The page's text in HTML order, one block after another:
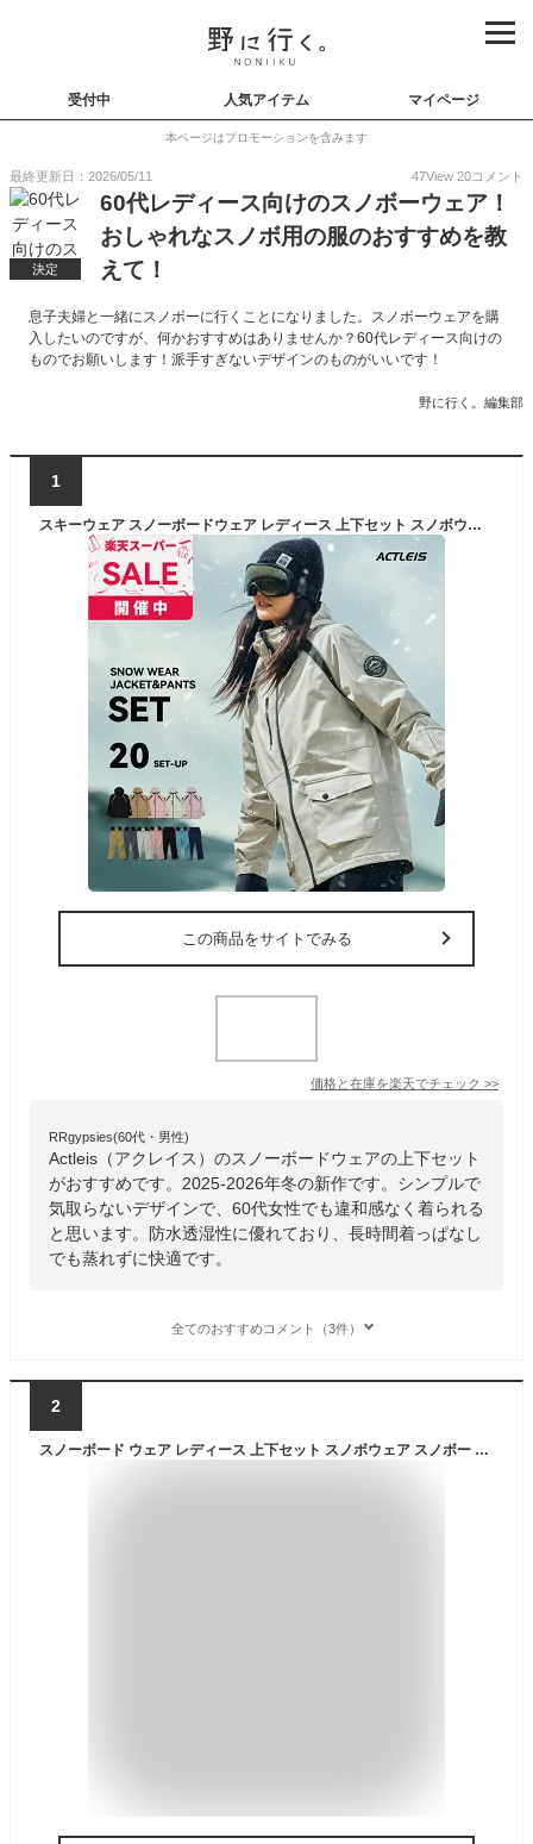
受付中 人気アイテム マイページ
本ページはプロモーションを含みます
最終更新日：2026/05/11 47View 20コメント
決定
60代レディース向けのスノボーウェア！
おしゃれなスノボ用の服のおすすめを教
えて！
息子夫婦と一緒にスノボーに行くことになりました。スノボーウェアを購
入したいのですが、何かおすすめはありませんか？60代レディース向けの
ものでお願いします！派手すぎないデザインのものがいいです！
野に行く。編集部
1
スキーウェア スノーボードウェア レディース 上下セット スノボウェア スノボーウェア スノーウェア ボードウェア スキー スノーボード スノボ スノボー スノー ウェア ボード ジャケット パンツ 上下 セット おしゃれ かわいい 2025-2026 新作 送料無料
この商品をサイトでみる
価格と在庫を楽天でチェック >>
RRgypsies(60代・男性)
Actleis（アクレイス）のスノーボードウェアの上下セット
がおすすめです。2025-2026年冬の新作です。シンプルで
気取らないデザインで、60代女性でも違和感なく着られる
と思います。防水透湿性に優れており、長時間着っぱなし
でも蒸れずに快適です。
全てのおすすめコメント（3件）
2
スノーボード ウェア レディース 上下セット スノボウェア スノボー スキー ジャケット パンツ セットアップ MTU エムティーユー 全8色3サイズ ユニセックス ジュニア 小さい 大きいサイズ M/L/XL 2024-25